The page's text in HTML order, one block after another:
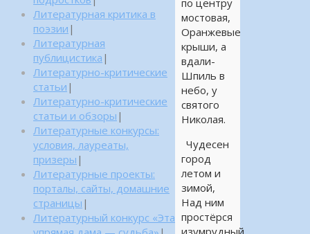
по центру
мостовая,
Оранжевые
крыши, а
вдали-
Шпиль в
небо, у
святого
Николая.
Чудесен
город
летом и
зимой,
Над ним
простёрся
Литературная критика в
поэзии |
Литературная
публицистика |
Литературно-критические
статьи |
Литературно-критические
статьи и обзоры |
Литературные конкурсы:
условия, лауреаты,
призеры |
Литературные проекты:
порталы, сайты, домашние
страницы |
Литературный конкурс «Эта